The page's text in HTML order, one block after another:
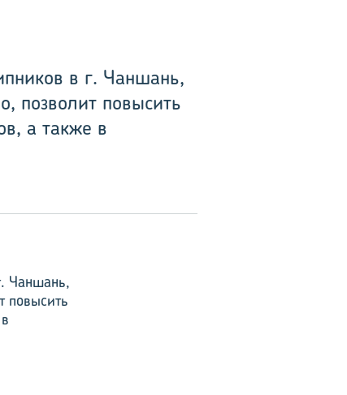
в г. Чаншань,
позволит повысить
а также в
Чаншань,
повысить